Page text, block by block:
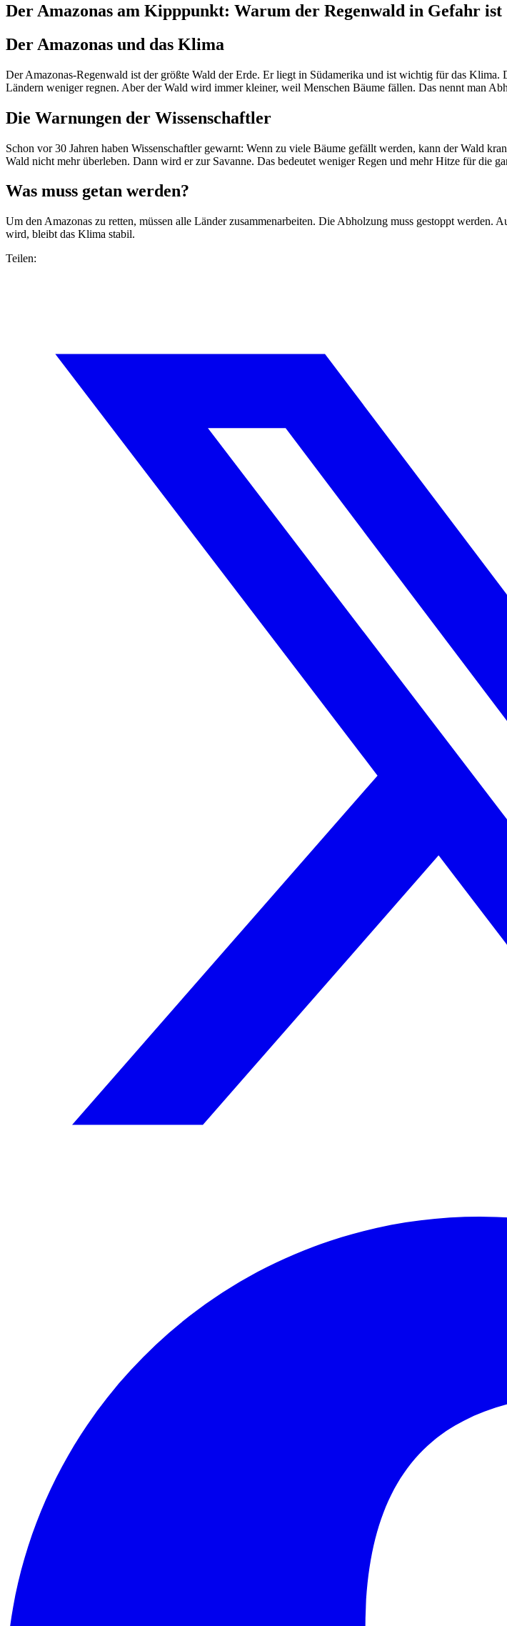
Der Amazonas am Kipppunkt: Warum der Regenwald in Gefahr ist
Der Amazonas und das Klima
Der Amazonas-Regenwald ist der größte Wald der Erde. Er liegt in Südamerika und ist wichtig für das
Ländern weniger regnen. Aber der Wald wird immer kleiner, weil Menschen Bäume fällen. Das nennt man
Die Warnungen der Wissenschaftler
Schon vor 30 Jahren haben Wissenschaftler gewarnt: Wenn zu viele Bäume gefällt werden, kann der Wald
Wald nicht mehr überleben. Dann wird er zur Savanne. Das bedeutet weniger Regen und mehr Hitze für die
Was muss getan werden?
Um den Amazonas zu retten, müssen alle Länder zusammenarbeiten. Die Abholzung muss gestoppt werden.
wird, bleibt das Klima stabil.
Teilen: